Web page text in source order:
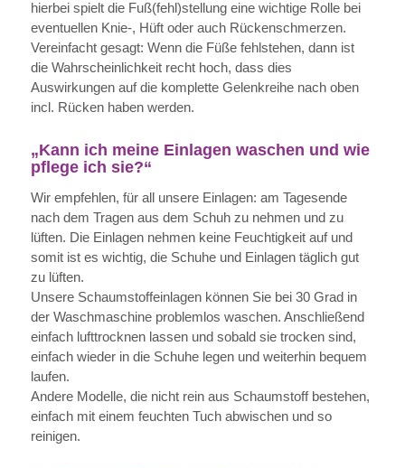
hierbei spielt die Fuß(fehl)stellung eine wichtige Rolle bei
eventuellen Knie-, Hüft oder auch Rückenschmerzen.
Vereinfacht gesagt: Wenn die Füße fehlstehen, dann ist
die Wahrscheinlichkeit recht hoch, dass dies
Auswirkungen auf die komplette Gelenkreihe nach oben
incl. Rücken haben werden.
„Kann ich meine Einlagen waschen und wie
pflege ich sie?“
Wir empfehlen, für all unsere Einlagen: am Tagesende
nach dem Tragen aus dem Schuh zu nehmen und zu
lüften. Die Einlagen nehmen keine Feuchtigkeit auf und
somit ist es wichtig, die Schuhe und Einlagen täglich gut
zu lüften.
Unsere Schaumstoffeinlagen können Sie bei 30 Grad in
der Waschmaschine problemlos waschen. Anschließend
einfach lufttrocknen lassen und sobald sie trocken sind,
einfach wieder in die Schuhe legen und weiterhin bequem
laufen.
Andere Modelle, die nicht rein aus Schaumstoff bestehen,
einfach mit einem feuchten Tuch abwischen und so
reinigen.